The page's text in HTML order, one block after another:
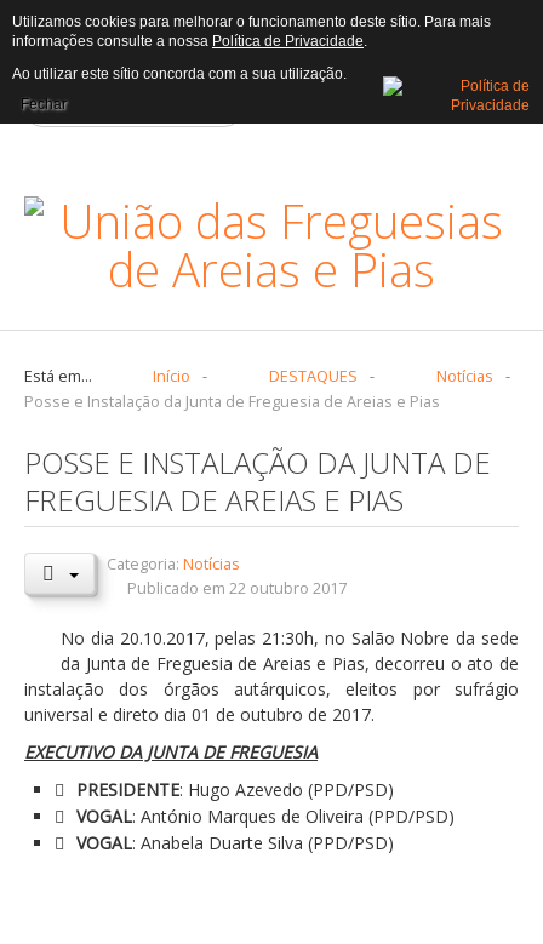
AUTARQUIA
Assembleia
Assembleia
Executivo
Executivo
Freguesia
Censos
Heráldica
História
Orçamentos / PPI / PPA
DESTAQUES
Eventos
Notícias
Sondagens
ZêzereTV
Está em... Início - DESTAQUES - Notícias
-
Posse e Instalação da Junta de Freguesia de Areias e Pias
POSSE E INSTALAÇÃO DA JUNTA DE
FREGUESIA DE AREIAS E PIAS
Categoria:Notícias
Publicado em 22 outubro 2017
No dia 20.10.2017, pelas 21:30h, no Salão Nobre da sede
da Junta de Freguesia de Areias e Pias, decorreu o ato de
instalação dos órgãos autárquicos, eleitos por sufrágio
universal e direto dia 01 de outubro de 2017.
EXECUTIVO DA JUNTA DE FREGUESIA
PRESIDENTE: Hugo Azevedo (PPD/PSD)
VOGAL: António Marques de Oliveira (PPD/PSD)
VOGAL: Anabela Duarte Silva (PPD/PSD)
Utilizamos cookies para melhorar o funcionamento deste sítio. Para mais
informações consulte a nossa Política de Privacidade.
Ao utilizar este sítio concorda com a sua utilização.
Fechar